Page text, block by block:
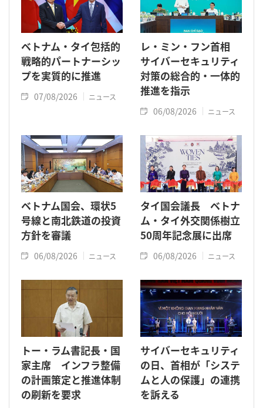
ベトナム・タイ包括的
戦略的パートナーシッ
プを実質的に推進
07/08/2026 ニュース
レ・ミン・フン首相
サイバーセキュリティ
対策の総合的・一体的
推進を指示
06/08/2026 ニュース
ベトナム国会、環状5
号線と南北鉄道の投資
方針を審議
06/08/2026 ニュース
タイ国会議長 ベトナ
ム・タイ外交関係樹立
50周年記念展に出席
06/08/2026 ニュース
トー・ラム書記長・国
家主席 インフラ整備
の計画策定と推進体制
の刷新を要求
サイバーセキュリティ
の日、首相が「システ
ムと人の保護」の連携
を訴える